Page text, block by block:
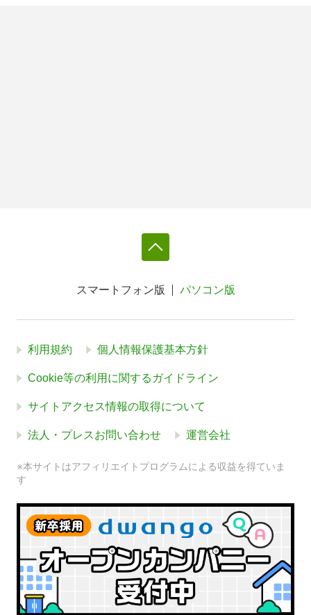
スマートフォン版 パソコン版
利用規約 個人情報保護基本方針
Cookie等の利用に関するガイドライン
サイトアクセス情報の取得について
法人・プレスお問い合わせ 運営会社
※本サイトはアフィリエイトプログラムによる収益を得ていま
す